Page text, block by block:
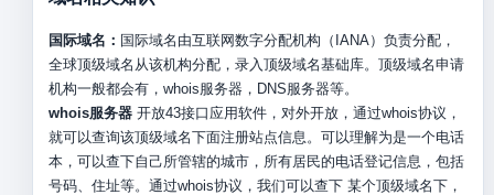
国际域名： 国际域名由互联网数字分配机构（IANA）负责分配，
全球顶级域名从该机构分配，录入顶级域名基础库。顶级域名申请
机构一般都会有，whois服务器，DNS服务器等。
whois服务器开放43接口应用软件，对外开放，通过whois协议，
就可以查询该顶级域名下面注册站点信息。可以理解为是一个电话
本，可以查下自己所管辖的城市，所有居民的电话登记信息，包括
号码、住址等。通过whois协议，我们可以查下 某个顶级域名下，